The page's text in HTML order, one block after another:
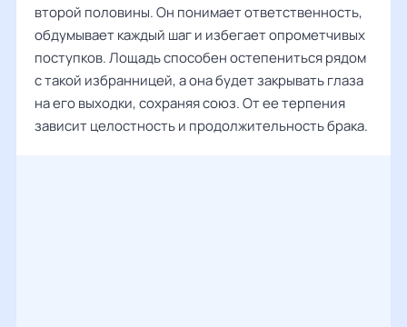
второй половины. Он понимает ответственность,
обдумывает каждый шаг и избегает опрометчивых
поступков. Лощадь способен остепениться рядом
с такой избранницей, а она будет закрывать глаза
на его выходки, сохраняя союз. От ее терпения
зависит целостность и продолжительность брака.